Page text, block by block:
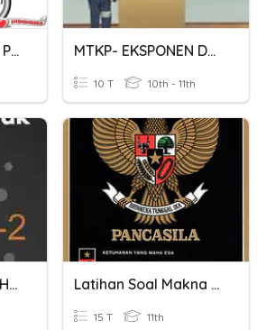
Makna Pentingnya Persatuan Dan Kesatuan MTKP- EKSPONEN DAN AKAR
10 T 10th - 11th
Teorima Sisa, Dan Hasil, Hasil Kali Dan Akar-Akar Polinomial Latihan Soal Makna Dan Implementasi Pancasila
15 T 11th